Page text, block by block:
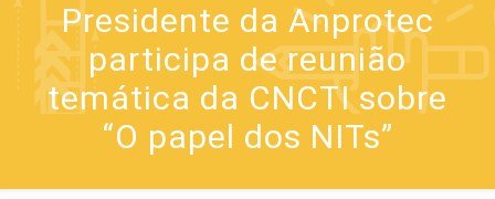
Presidente da Anprotec
participa de reunião
temática da CNCTI sobre
“O papel dos NITs”